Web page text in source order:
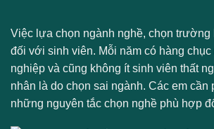
Việc lựa chọn ngành nghề, chọn trường
đối với sinh viên. Mỗi năm có hàng
nghiệp và cũng không ít sinh viên thất
nhân là do chọn sai ngành. Các em cần
những nguyên tắc chọn nghề phù hợp